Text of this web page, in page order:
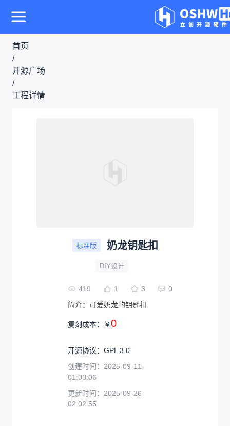
首页
/
开源广场
/
工程详情
标准版 奶龙钥匙扣
DIY设计
419 1 3
0
简介：可爱奶龙的钥匙扣
复刻成本： ￥0
开源协议：GPL 3.0
创建时间： 2025-09-11
01:03:06
更新时间： 2025-09-26
02:02:55